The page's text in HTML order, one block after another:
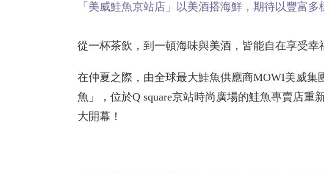
「美威鮭魚京站店」以美酒搭海鮮，期待以豐富多
從一杯茶飲，到一頓海味與美酒，皆能自在享受幸
在仲夏之際，由全球最大鮭魚供應商MOWI美威集
魚」，位於Q square京站時尚廣場的鮭魚專賣店
大開幕！